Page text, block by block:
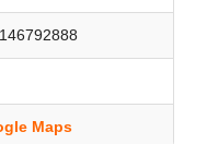
Maps